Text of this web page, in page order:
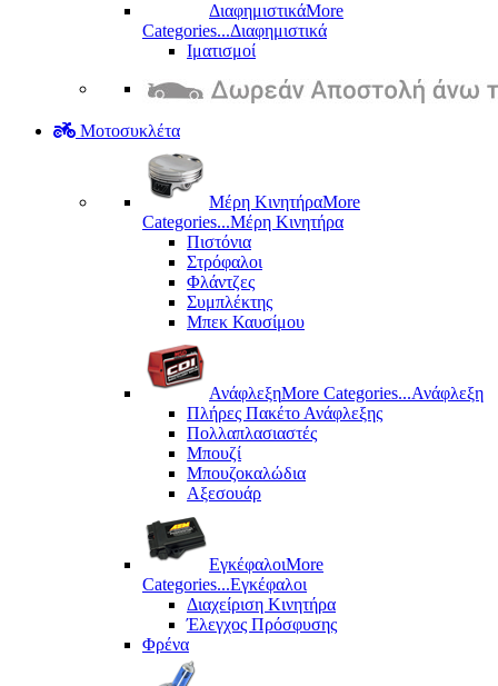
ΔιαφημιστικάMore
Categories...Διαφημιστικά
Ιματισμοί
Μοτοσυκλέτα
Μέρη KινητήραMore
Categories...Μέρη Kινητήρα
Πιστόνια
Στρόφαλοι
Φλάντζες
Συμπλέκτης
Μπεκ Καυσίμου
ΑνάφλεξηMore Categories...Ανάφλεξη
Πλήρες Πακέτο Ανάφλεξης
Πολλαπλασιαστές
Μπουζί
Μπουζοκαλώδια
Αξεσουάρ
ΕγκέφαλοιMore
Categories...Εγκέφαλοι
Διαχείριση Κινητήρα
Έλεγχος Πρόσφυσης
Φρένα